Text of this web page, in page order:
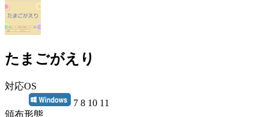
たまごがえり
対応OS
7 8 10 11
頒布形態